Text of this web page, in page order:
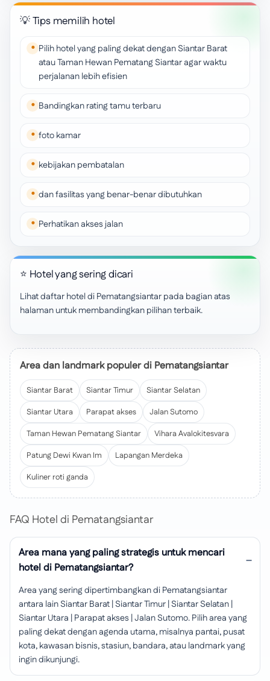
💡 Tips memilih hotel
Pilih hotel yang paling dekat dengan Siantar Barat
atau Taman Hewan Pematang Siantar agar waktu
perjalanan lebih efisien
Bandingkan rating tamu terbaru
foto kamar
kebijakan pembatalan
dan fasilitas yang benar-benar dibutuhkan
Perhatikan akses jalan
⭐ Hotel yang sering dicari
Lihat daftar hotel di Pematangsiantar pada bagian atas
halaman untuk membandingkan pilihan terbaik.
Area dan landmark populer di Pematangsiantar
Siantar Barat Siantar Timur
Siantar Selatan
Siantar Utara
Parapat akses
Jalan Sutomo
Taman Hewan Pematang Siantar
Vihara Avalokitesvara
Patung Dewi Kwan Im
Lapangan Merdeka
Kuliner roti ganda
FAQ Hotel di Pematangsiantar
Area mana yang paling strategis untuk mencari
hotel di Pematangsiantar?
Area yang sering dipertimbangkan di Pematangsiantar
antara lain Siantar Barat | Siantar Timur | Siantar Selatan |
Siantar Utara | Parapat akses | Jalan Sutomo. Pilih area yang
paling dekat dengan agenda utama, misalnya pantai, pusat
kota, kawasan bisnis, stasiun, bandara, atau landmark yang
ingin dikunjungi.